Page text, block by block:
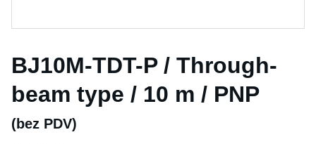
BJ10M-TDT-P / Through-
beam type / 10 m / PNP
(bez PDV)